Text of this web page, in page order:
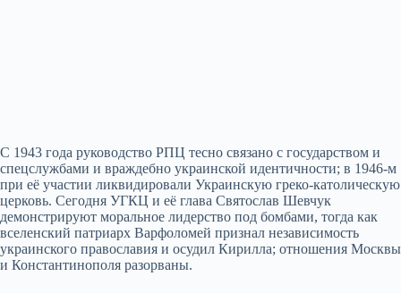
С 1943 года руководство РПЦ тесно связано с государством и
спецслужбами и враждебно украинской идентичности; в 1946‑м
при её участии ликвидировали Украинскую греко‑католическую
церковь. Сегодня УГКЦ и её глава Святослав Шевчук
демонстрируют моральное лидерство под бомбами, тогда как
вселенский патриарх Варфоломей признал независимость
украинского православия и осудил Кирилла; отношения Москвы
и Константинополя разорваны.